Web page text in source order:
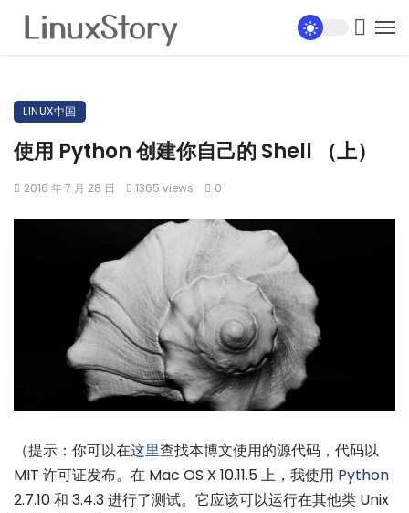
LINUX中国
使用 Python 创建你自己的 Shell （上）
2016 年 7 月 28 日 1365 views 0
（提示：你可以在这里查找本博文使用的源代码，代码以
MIT 许可证发布。在 Mac OS X 10.11.5 上，我使用 Python
2.7.10 和 3.4.3 进行了测试。它应该可以运行在其他类 Unix